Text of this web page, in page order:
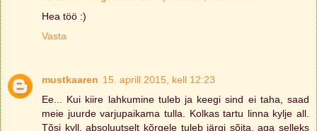
Hea töö :)
Vasta
mustkaaren 15. aprill 2015, kell 12:23
Ee... Kui kiire lahkumine tuleb ja keegi sind ei taha, saad
meie juurde varjupaikama tulla. Kolkas tartu linna kylje all.
Tõsi kyll, absoluutselt kõrgele tuleb järgi sõita, aga selleks